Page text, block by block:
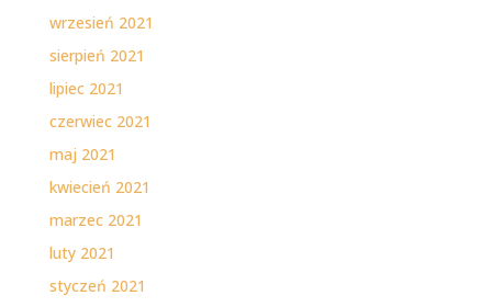
wrzesień 2021
sierpień 2021
lipiec 2021
czerwiec 2021
maj 2021
kwiecień 2021
marzec 2021
luty 2021
styczeń 2021